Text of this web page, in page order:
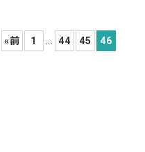
«前 1 44 45 46